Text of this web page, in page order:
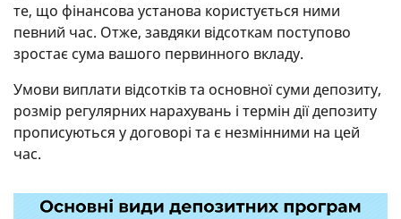
те, що фінансова установа користується ними
певний час. Отже, завдяки відсоткам поступово
зростає сума вашого первинного вкладу.
Умови виплати відсотків та основної суми депозиту,
розмір регулярних нарахувань і термін дії депозиту
прописуються у договорі та є незмінними на цей
час.